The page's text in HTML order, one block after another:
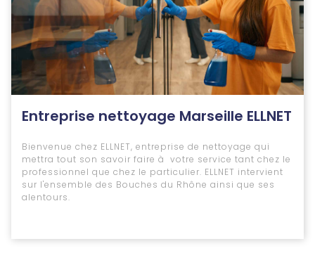
Entreprise nettoyage Marseille ELLNET
Bienvenue chez ELLNET, entreprise de nettoyage qui
mettra tout son savoir faire à votre service tant chez le
professionnel que chez le particulier. ELLNET intervient
sur l'ensemble des Bouches du Rhône ainsi que ses
alentours.